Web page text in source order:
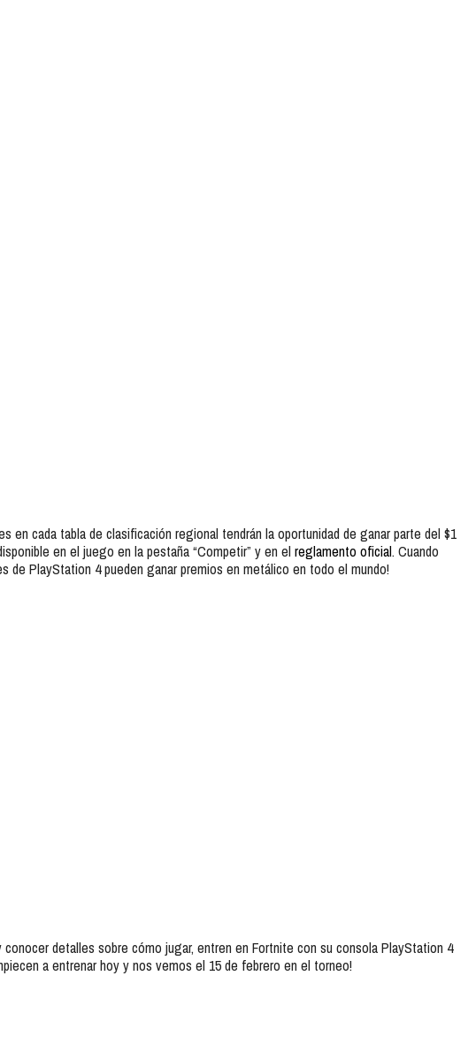
en cada tabla de clasificación regional tendrán la oportunidad de ganar parte del $1
en el juego en la pestaña “Competir” y en el reglamento oficial. Cuando
de PlayStation 4 pueden ganar premios en metálico en todo el mundo!
detalles sobre cómo jugar, entren en Fortnite con su consola PlayStation 4
a entrenar hoy y nos vemos el 15 de febrero en el torneo!